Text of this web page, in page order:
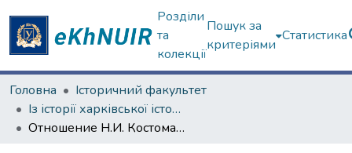
Розділи
та
колекції
Пошук за
критеріями
Статистика
Головна
Історичний факультет
Із історії харківської історичної школи
Отношение Н.И. Костомарова к г. Харькову и Харьковскому университету